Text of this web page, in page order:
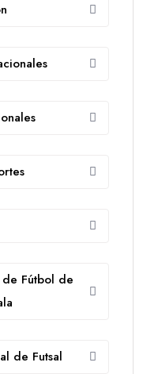
Fútbol de
de Futsal